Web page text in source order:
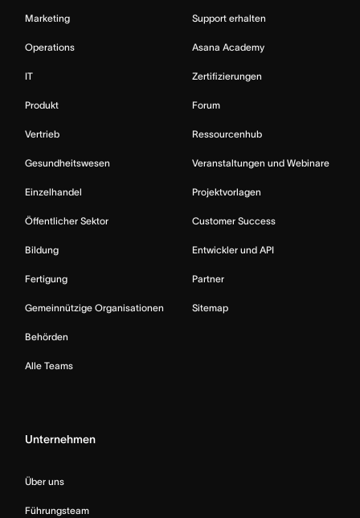
Marketing
Operations
IT
Produkt
Vertrieb
Gesundheitswesen
Einzelhandel
Öffentlicher Sektor
Bildung
Fertigung
Gemeinnützige Organisationen
Behörden
Alle Teams
Support erhalten
Asana Academy
Zertifizierungen
Forum
Ressourcenhub
Veranstaltungen und Webinare
Projektvorlagen
Customer Success
Entwickler und API
Partner
Sitemap
Unternehmen
Über uns
Führungsteam